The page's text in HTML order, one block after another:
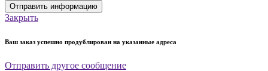
Отправить информацию
Закрыть
Ваш заказ успешно продублирован на указанные адреса
Отправить другое сообщение